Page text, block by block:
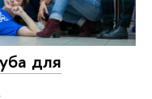
для